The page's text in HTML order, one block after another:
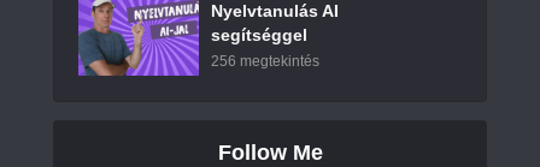
Nyelvtanulás AI
segítséggel
256 megtekintés
Follow Me